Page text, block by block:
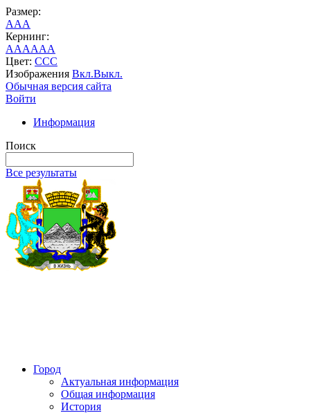
Размер:
AAA
Кернинг:
AAAAAA
Цвет: CCC
Изображения Вкл.Выкл.
Обычная версия сайта
Войти
Информация
Поиск
Все результаты
Город
Актуальная информация
Общая информация
История